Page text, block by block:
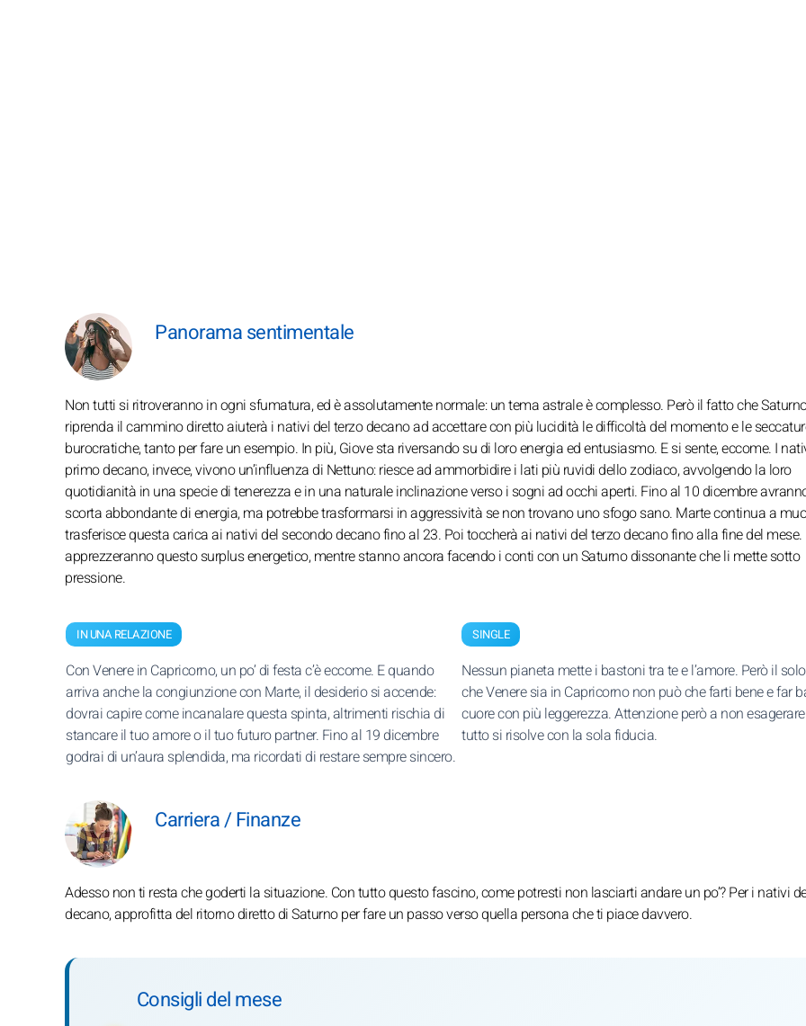
Panorama sentimentale
Non tutti si ritroveranno in ogni sfumatura, ed è assolutamente normale: un tema astrale è complesso. Però il fatto che
riprenda il cammino diretto aiuterà i nativi del terzo decano ad accettare con più lucidità le difficoltà del momento e le
burocratiche, tanto per fare un esempio. In più, Giove sta riversando su di loro energia ed entusiasmo. E si sente, eccome. I
primo decano, invece, vivono un’influenza di Nettuno: riesce ad ammorbidire i lati più ruvidi dello zodiaco, avvolgendo la loro
quotidianità in una specie di tenerezza e in una naturale inclinazione verso i sogni ad occhi aperti. Fino al 10 dicembre
scorta abbondante di energia, ma potrebbe trasformarsi in aggressività se non trovano uno sfogo sano. Marte continua a
trasferisce questa carica ai nativi del secondo decano fino al 23. Poi toccherà ai nativi del terzo decano fino alla fine del mese.
apprezzeranno questo surplus energetico, mentre stanno ancora facendo i conti con un Saturno dissonante che li mette sotto
pressione.
IN UNA RELAZIONE
Con Venere in Capricorno, un po’ di festa c’è eccome. E quando
arriva anche la congiunzione con Marte, il desiderio si accende:
dovrai capire come incanalare questa spinta, altrimenti rischia di
stancare il tuo amore o il tuo futuro partner. Fino al 19 dicembre
godrai di un’aura splendida, ma ricordati di restare sempre sincero.
SINGLE
Nessun pianeta mette i bastoni tra te e l’amore. Però il
che Venere sia in Capricorno non può che farti bene e far
cuore con più leggerezza. Attenzione però a non
tutto si risolve con la sola fiducia.
Carriera / Finanze
Adesso non ti resta che goderti la situazione. Con tutto questo fascino, come potresti non lasciarti andare un po’? Per i nativi
decano, approfitta del ritorno diretto di Saturno per fare un passo verso quella persona che ti piace davvero.
Consigli del mese